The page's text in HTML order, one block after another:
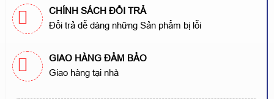
CHÍNH SÁCH ĐỔI TRẢ
Đổi trả dễ dàng những Sản phẩm bị lỗi
GIAO HÀNG ĐẢM BẢO
Giao hàng tại nhà